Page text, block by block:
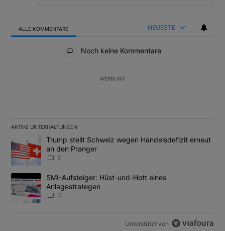
ALLE KOMMENTARE NEUESTE
Noch keine Kommentare
WERBUNG
AKTIVE UNTERHALTUNGEN
Das Folgende ist eine Liste der am meisten kommentierten
Ein Trendartikel mit dem Titel "Trump stellt Schweiz wegen
Trump stellt Schweiz wegen Handelsdefizit erneut
an den Pranger
5
Ein Trendartikel mit dem Titel "SMI-Aufsteiger: Hüst-und-Hott
SMI-Aufsteiger: Hüst-und-Hott eines
Anlagestrategen
3
Unterstützt von